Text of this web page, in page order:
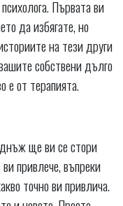
Първата ви
да избягате, но
на тези други
собствени дълго
е от терапията.
ще ви се стори
привлече, въпреки
точно ви привлича.